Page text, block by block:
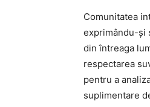
Comunitatea
exprimându-și
din întreaga
respectarea
pentru a
suplimentare